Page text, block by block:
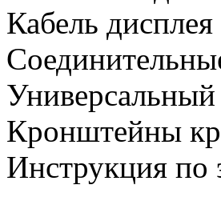
Кабель дисплея
Кронштейны
Инструкция по